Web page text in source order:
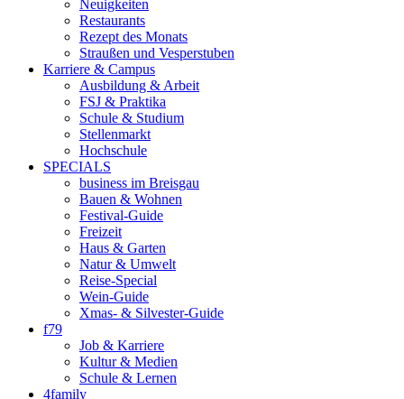
Neuigkeiten
Restaurants
Rezept des Monats
Straußen und Vesperstuben
Karriere & Campus
Ausbildung & Arbeit
FSJ & Praktika
Schule & Studium
Stellenmarkt
Hochschule
SPECIALS
business im Breisgau
Bauen & Wohnen
Festival-Guide
Freizeit
Haus & Garten
Natur & Umwelt
Reise-Special
Wein-Guide
Xmas- & Silvester-Guide
f79
Job & Karriere
Kultur & Medien
Schule & Lernen
4family